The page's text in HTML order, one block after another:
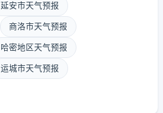
延安市天气预报
商洛市天气预报
哈密地区天气预报
运城市天气预报